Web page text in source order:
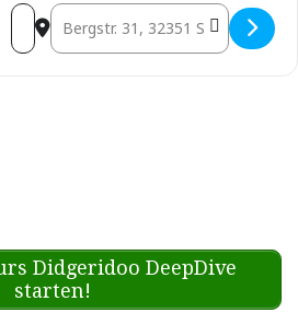
Address - Mantra Tribe @
Destination Address - Mantra
Didgeridoo DeepDive
starten!